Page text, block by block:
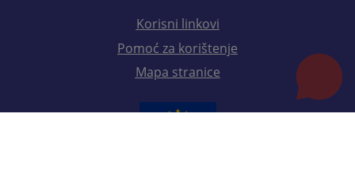
Korisni linkovi
Pomoć za korištenje
Mapa stranice